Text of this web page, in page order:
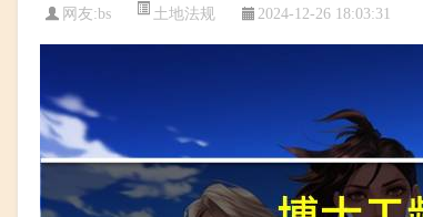
网友:bs 土地法规 2024-12-26 18:03:31